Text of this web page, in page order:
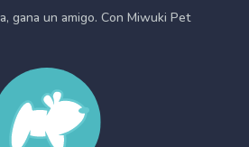
gana un amigo. Con Miwuki Pet